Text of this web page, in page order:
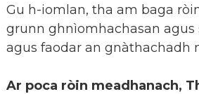
Gu h-iomlan, tha am baga
grunn ghnìomhachasan agus
agus faodar an gnàthachadh
Ar poca ròin meadhanach,